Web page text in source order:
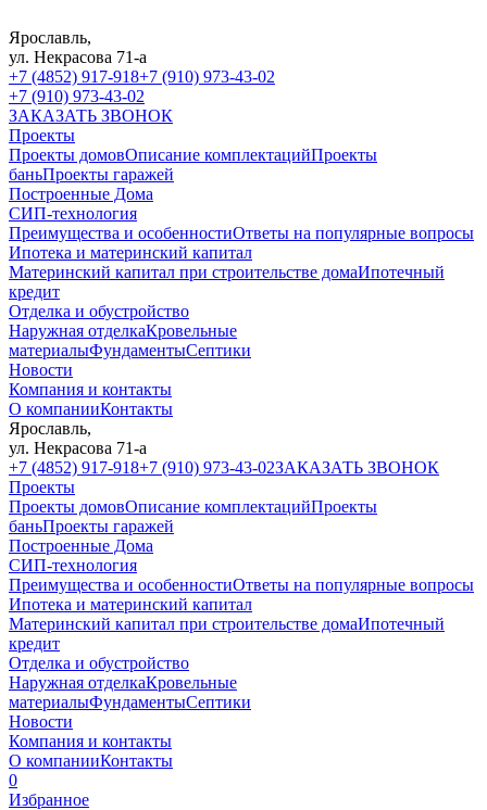
Ярославль,
ул. Некрасова 71-а
+7 (4852) 917-918+7 (910) 973-43-02
+7 (910) 973-43-02
ЗАКАЗАТЬ ЗВОНОК
Проекты
Проекты домовОписание комплектацийПроекты
баньПроекты гаражей
Построенные Дома
СИП-технология
Преимущества и особенностиОтветы на популярные вопросы
Ипотека и материнский капитал
Материнский капитал при строительстве домаИпотечный
кредит
Отделка и обустройство
Наружная отделкаКровельные
материалыФундаментыСептики
Новости
Компания и контакты
О компанииКонтакты
Ярославль,
ул. Некрасова 71-а
+7 (4852) 917-918+7 (910) 973-43-02ЗАКАЗАТЬ ЗВОНОК
Проекты
Проекты домовОписание комплектацийПроекты
баньПроекты гаражей
Построенные Дома
СИП-технология
Преимущества и особенностиОтветы на популярные вопросы
Ипотека и материнский капитал
Материнский капитал при строительстве домаИпотечный
кредит
Отделка и обустройство
Наружная отделкаКровельные
материалыФундаментыСептики
Новости
Компания и контакты
О компанииКонтакты
0
Избранное